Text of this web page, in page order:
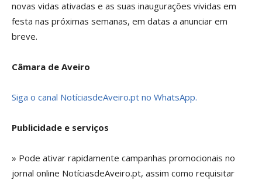
novas vidas ativadas e as suas inaugurações vividas em
festa nas próximas semanas, em datas a anunciar em
breve.
Câmara de Aveiro
Siga o canal NotíciasdeAveiro.pt no WhatsApp.
Publicidade e serviços
» Pode ativar rapidamente campanhas promocionais no
jornal online NotíciasdeAveiro.pt, assim como requisitar